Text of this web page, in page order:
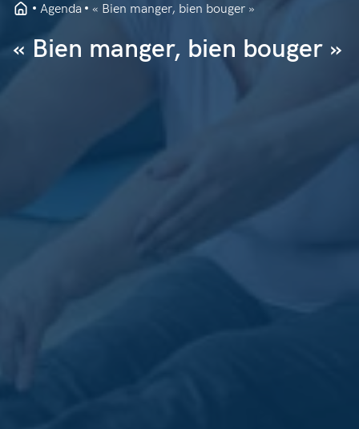
« Bien manger, bien bouger »
Agenda « Bien manger, bien bouger »